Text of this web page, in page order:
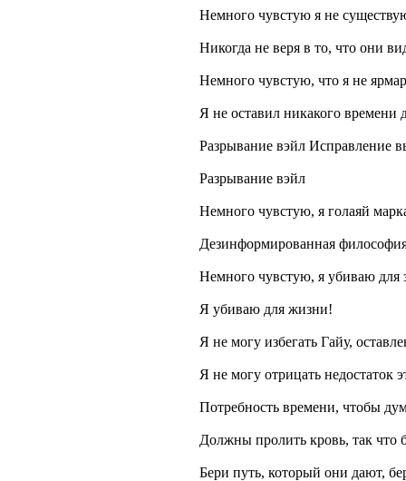
Немного чувстую я не
Никогда не веря в то, что они
Немного чувстую, что я не
Я не оставил никакого времени
Разрывание вэйл Исправление
Разрывание вэйл
Немного чувстую, я голаяй
Дезинформированная
Немного чувстую, я убиваю для
Я убиваю для жизни!
Я не могу избегать Гайу,
Я не могу отрицать недостаток
Потребность времени, чтобы
Должны пролить кровь, так что
Бери путь, который они дают,